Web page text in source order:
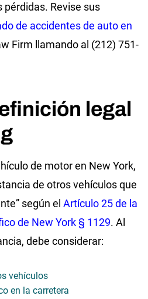
Revise sus
de accidentes de auto en
Firm llamando al (212) 751-
legal
de motor en New York,
de otros vehículos que
según el Artículo 25 de la
de New York § 1129. Al
debe considerar:
vehículos
en la carretera